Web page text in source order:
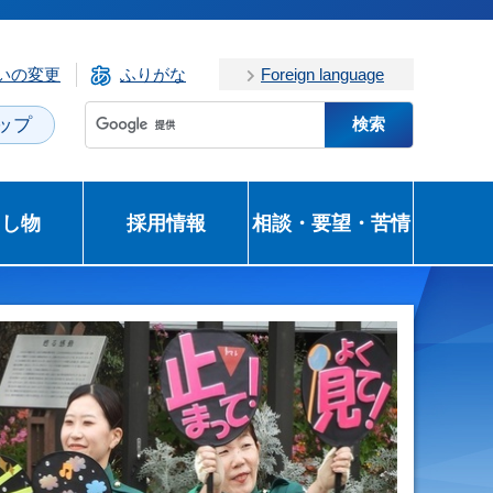
の変更 ふりがな Foreign language
プ
物 採用情報 相談・要望・苦情